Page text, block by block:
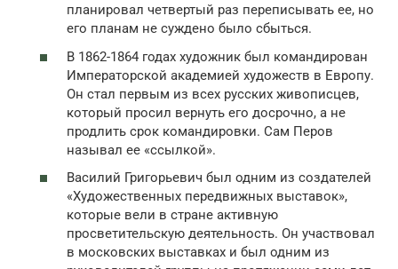
планировал четвертый раз переписывать ее, но
его планам не суждено было сбыться.
В 1862-1864 годах художник был командирован
Императорской академией художеств в Европу.
Он стал первым из всех русских живописцев,
который просил вернуть его досрочно, а не
продлить срок командировки. Сам Перов
называл ее «ссылкой».
Василий Григорьевич был одним из создателей
«Художественных передвижных выставок»,
которые вели в стране активную
просветительскую деятельность. Он участвовал
в московских выставках и был одним из